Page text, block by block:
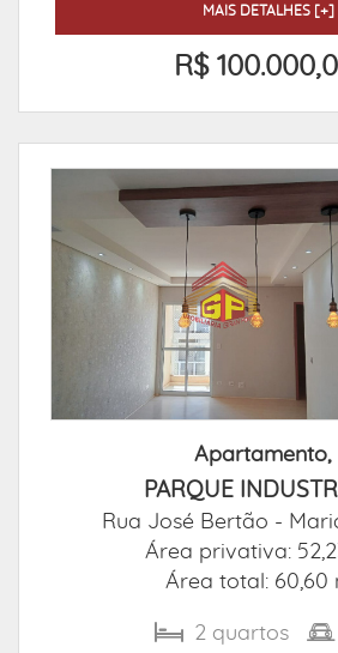
MAIS DETALHES [+]
R$
Apartamento,
PARQUE
Rua José Bertão -
Área privativa:
Área total: 60,60
2 quartos